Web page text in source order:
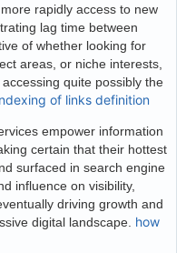
rapidly access to new
lag time between
of whether looking for
areas, or niche interests,
quite possibly the
of links definition
empower information
certain that their hottest
surfaced in search engine
influence on visibility,
driving growth and
digital landscape. how